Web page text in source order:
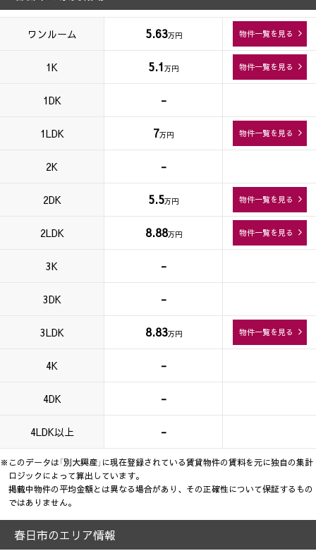
ワンルーム 5.63万円 物件一覧を見る
1K 5.1万円 物件一覧を見る
1DK -
1LDK 7万円 物件一覧を見る
2K -
2DK 5.5万円 物件一覧を見る
2LDK 8.88万円 物件一覧を見る
3K -
3DK -
3LDK 8.83万円 物件一覧を見る
4K -
4DK -
4LDK以上 -
※このデータは「別大興産」に現在登録されている賃貸物件の賃料を元に独自の集計
ロジックによって算出しています。
掲載中物件の平均金額とは異なる場合があり、その正確性について保証するもの
ではありません。
春日市のエリア情報